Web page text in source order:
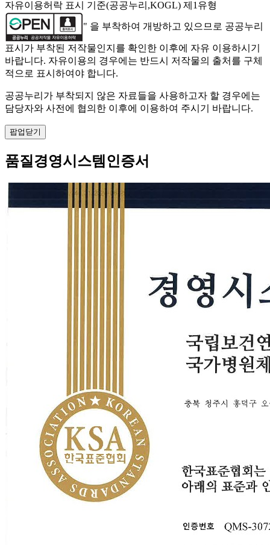
자유이용허락 표시 기준(공공누리,KOGL) 제1유형
" 을 부착하여 개방하고 있으므로 공공누리
표시가 부착된 저작물인지를 확인한 이후에 자유 이용하시기
바랍니다. 자유이용의 경우에는 반드시 저작물의 출처를 구체
적으로 표시하여야 합니다.
공공누리가 부착되지 않은 자료들을 사용하고자 할 경우에는
담당자와 사전에 협의한 이후에 이용하여 주시기 바랍니다.
팝업닫기
품질경영시스템인증서